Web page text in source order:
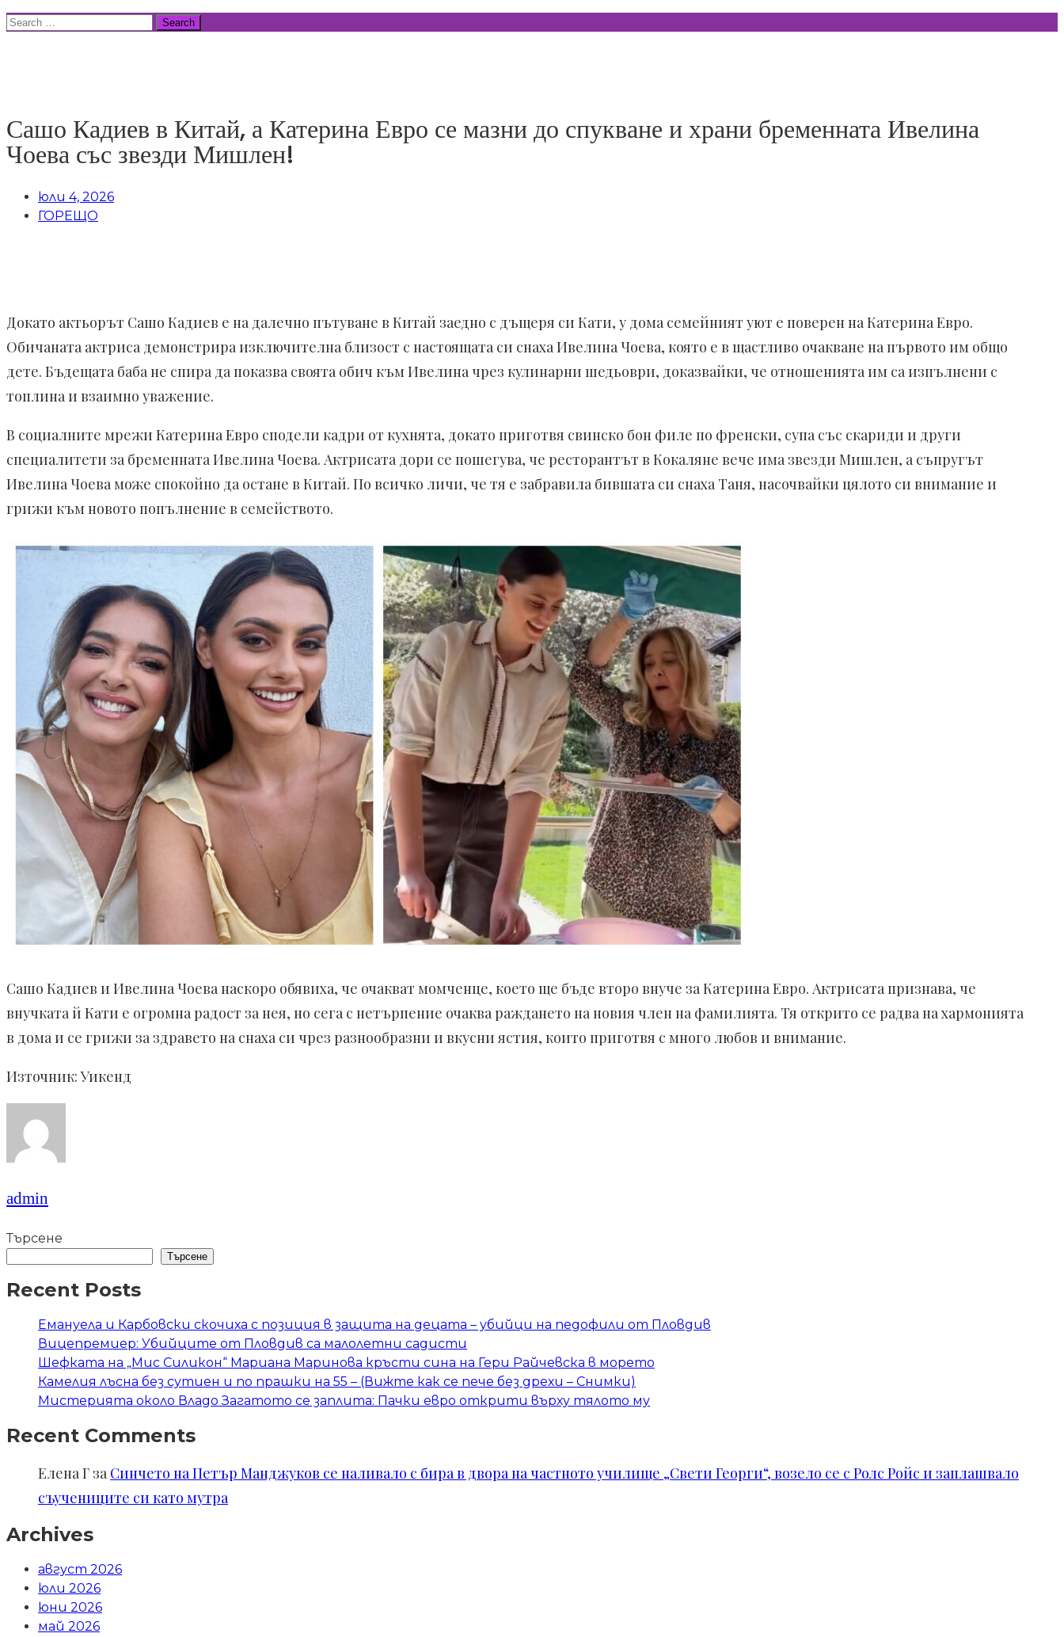
Skip
Search
Сашо Кадиев в Китай, а Катерина Евро се мазни до спукване и храни бременната Ивелина
Чоева със звезди Мишлен!
юли 4, 2026
ГОРЕЩО
Докато актьорът Сашо Кадиев е на далечно пътуване в Китай заедно с дъщеря си Кати, у дома семейният уют е поверен на Катерина Евро.
Обичаната актриса демонстрира изключителна близост с настоящата си снаха Ивелина Чоева, която е в щастливо очакване на първото им общо
дете. Бъдещата баба не спира да показва своята обич към Ивелина чрез кулинарни шедьоври, доказвайки, че отношенията им са изпълнени с
топлина и взаимно уважение.
В социалните мрежи Катерина Евро сподели кадри от кухнята, докато приготвя свинско бон филе по френски, супа със скариди и други
специалитети за бременната Ивелина Чоева. Актрисата дори се пошегува, че ресторантът в Кокаляне вече има звезди Мишлен, а съпругът
Ивелина Чоева може спокойно да остане в Китай. По всичко личи, че тя е забравила бившата си снаха Таня, насочвайки цялото си внимание и
грижи към новото попълнение в семейството.
Сашо Кадиев и Ивелина Чоева наскоро обявиха, че очакват момченце, което ще бъде второ внуче за Катерина Евро. Актрисата признава, че
внучката й Кати е огромна радост за нея, но сега с нетърпение очаква раждането на новия член на фамилията. Тя открито се радва на хармонията
в дома и се грижи за здравето на снаха си чрез разнообразни и вкусни ястия, които приготвя с много любов и внимание.
Източник: Уикенд
admin
Търсене
Търсене
Recent Posts
Емануела и Карбовски скочиха с позиция в защита на децата – убийци на педофили от Пловдив
Вицепремиер: Убийците от Пловдив са малолетни садисти
Шефката на „Мис Силикон“ Мариана Маринова кръсти сина на Гери Райчевска в морето
Камелия лъсна без сутиен и по прашки на 55 – (Вижте как се пече без дрехи – Снимки)
Мистерията около Владо Загатото се заплита: Пачки евро открити върху тялото му
Recent Comments
Елена Г за Синчето на Петър Манджуков се наливало с бира в двора на частното училище „Свети Георги“, возело се с Ролс Ройс и заплашвало
съучениците си като мутра
Archives
август 2026
юли 2026
юни 2026
май 2026